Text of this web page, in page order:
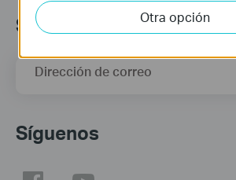
Suscripción
Dirección de correo
Síguenos
Otra opción